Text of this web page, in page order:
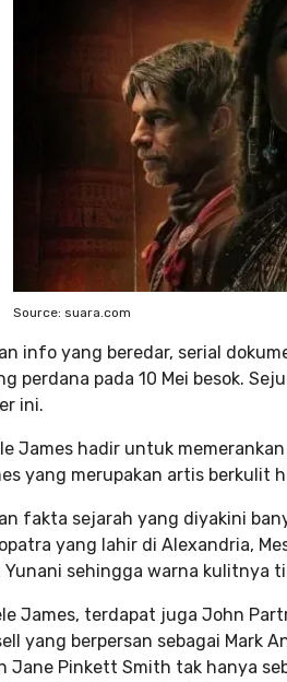
Source: suara.com
info yang beredar, serial
perdana pada 10 Mei besok.
ini.
James hadir untuk
yang merupakan artis berkulit
fakta sejarah yang diyakini
yang lahir di Alexandria,
sehingga warna kulitnya
James, terdapat juga John
yang berpersan sebagai Mark
Jane Pinkett Smith tak hanya